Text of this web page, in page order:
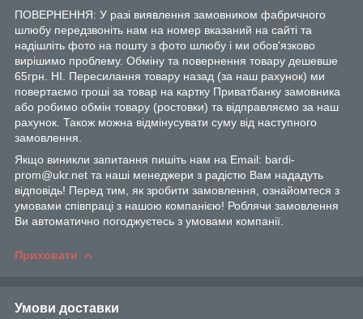
ПОВЕРНЕННЯ: У разі виявлення замовником фабричного
шлюбу передзвоніть нам на номер вказаний на сайті та
надішліть фото на пошту з фото шлюбу і ми обов'язково
вирішимо проблему. Обміну та повернення товару дешевше
65грн. НІ. Пересилання товару назад (за наш рахунок) ми
повертаємо гроші за товар на картку Приватбанку замовника
або робимо обмін товару (ростовки) та відправляємо за наш
рахунок. Також можна відмінусувати суму від наступного
замовлення.
Якщо виникли запитання пишіть нам на Email: bardi-
prom@ukr.net та наші менеджери з радістю Вам нададуть
відповідь! Перед тим, як зробити замовлення, ознайомтеся з
умовами співпраці з нашою компанією! Роблячи замовлення
Ви автоматично погоджуєтесь з умовами компанії.
Приховати
Умови доставки